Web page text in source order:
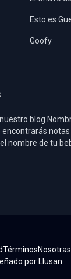
Esto es
Goofy
Los
Mi Villano
Pokémon
blog
encontrarás
nombre de tu
por Llusan
TérminosNosotras